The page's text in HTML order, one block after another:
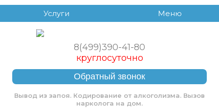
8(499)390-41-80
круглосуточно
Обратный звонок
Услуги Меню
Вывод из запоя. Кодирование от алкоголизма. Вызов
нарколога на дом.